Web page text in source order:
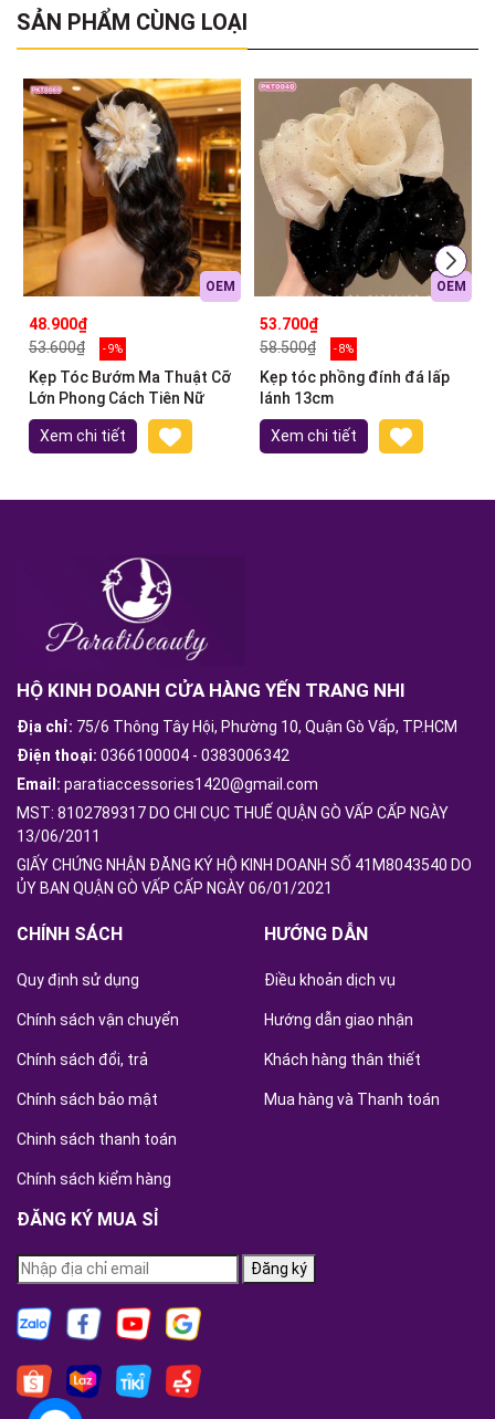
SẢN PHẨM CÙNG LOẠI
OEM
48.900₫
53.600₫
- 9%
Kẹp Tóc Bướm Ma Thuật Cỡ
Lớn Phong Cách Tiên Nữ
Xem chi tiết
OEM
53.700₫
58.500₫
- 8%
Kẹp tóc phồng đính đá lấp
lánh 13cm
Xem chi tiết
HỘ KINH DOANH CỬA HÀNG YẾN TRANG NHI
Địa chỉ: 75/6 Thông Tây Hội, Phường 10, Quận Gò Vấp, TP.HCM
Điện thoại: 0366100004 - 0383006342
Email: paratiaccessories1420@gmail.com
MST: 8102789317 DO CHI CỤC THUẾ QUẬN GÒ VẤP CẤP NGÀY
13/06/2011
GIẤY CHỨNG NHẬN ĐĂNG KÝ HỘ KINH DOANH SỐ 41M8043540 DO
ỦY BAN QUẬN GÒ VẤP CẤP NGÀY 06/01/2021
CHÍNH SÁCH
Quy định sử dụng
Chính sách vận chuyển
Chính sách đổi, trả
Chính sách bảo mật
Chinh sách thanh toán
Chính sách kiểm hàng
HƯỚNG DẪN
Điều khoản dịch vụ
Hướng dẫn giao nhận
Khách hàng thân thiết
Mua hàng và Thanh toán
ĐĂNG KÝ MUA SỈ
Đăng ký